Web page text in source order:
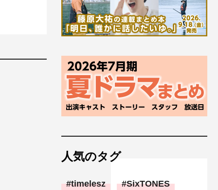
人気のタグ
timelesz SixTONES